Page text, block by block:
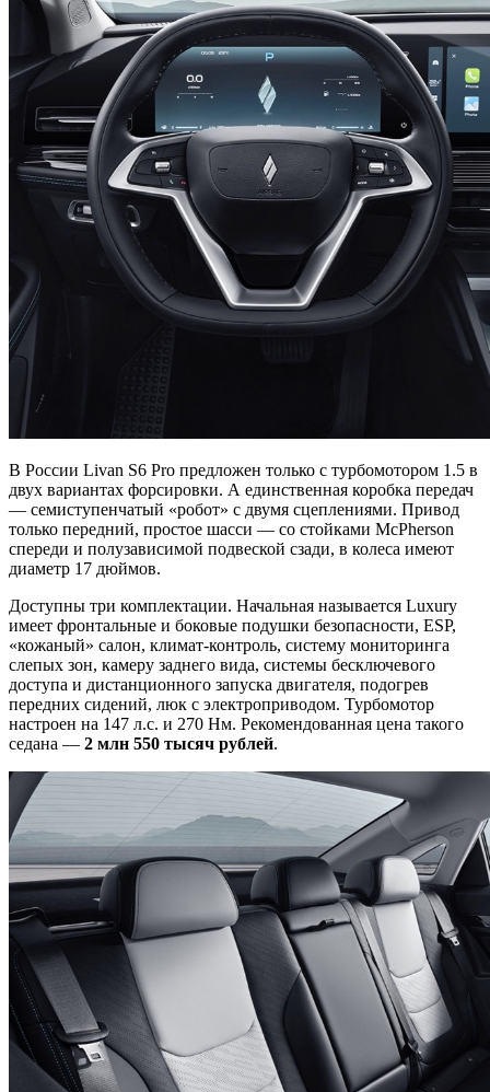
В России Livan S6 Pro предложен только с турбомотором 1.5 в
двух вариантах форсировки. А единственная коробка передач
— семиступенчатый «робот» с двумя сцеплениями. Привод
только передний, простое шасси — со стойками McPherson
спереди и полузависимой подвеской сзади, в колеса имеют
диаметр 17 дюймов.
Доступны три комплектации. Начальная называется Luxury
имеет фронтальные и боковые подушки безопасности, ESP,
«кожаный» салон, климат-контроль, систему мониторинга
слепых зон, камеру заднего вида, системы бесключевого
доступа и дистанционного запуска двигателя, подогрев
передних сидений, люк с электроприводом. Турбомотор
настроен на 147 л.с. и 270 Нм. Рекомендованная цена такого
седана — 2 млн 550 тысяч рублей.